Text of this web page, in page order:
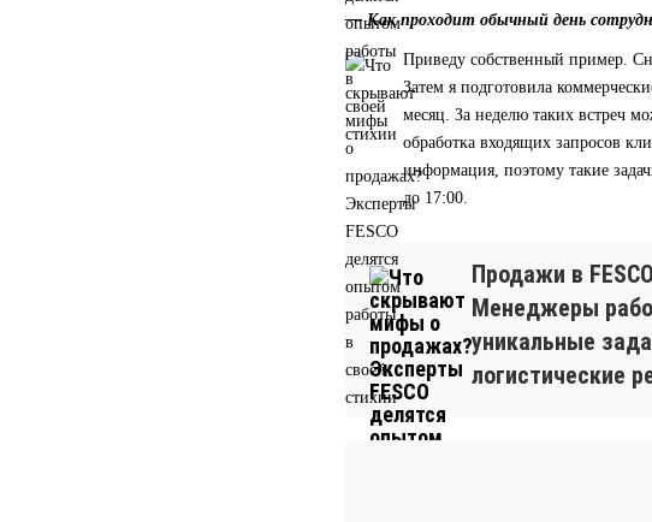
— Как проходит обычный день
Приведу собственный пример.
Затем я подготовила
месяц. За неделю таких встреч
обработка входящих запросов
информация, поэтому такие
до 17:00.
Продажи в
Менеджеры
уникальные
логистические